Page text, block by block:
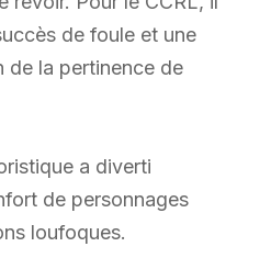
de foule et une
de la pertinence de
a diverti
de personnages
loufoques.